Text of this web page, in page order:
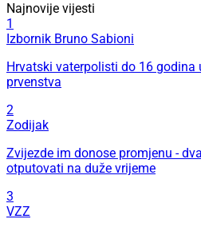
Najnovije vijesti
1
Izbornik Bruno Sabioni
Hrvatski vaterpolisti do 16 godina
prvenstva
2
Zodijak
Zvijezde im donose promjenu -
otputovati na duže vrijeme
3
VZZ